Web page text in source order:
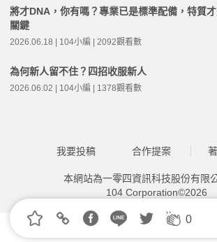
0
將才DNA，你有嗎？專業已是標準配備，特質
關鍵
2026.06.18 | 104小編 | 2092觀看數
為何新人留不住？四招收服新人
2026.06.02 | 104小編 | 1378觀看數
我要投稿 合作提案
本網站為一零四資訊科技股份有限
104 Corporation©2026